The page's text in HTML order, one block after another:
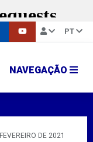
PT
NAVEGAÇÃO
DE 2021